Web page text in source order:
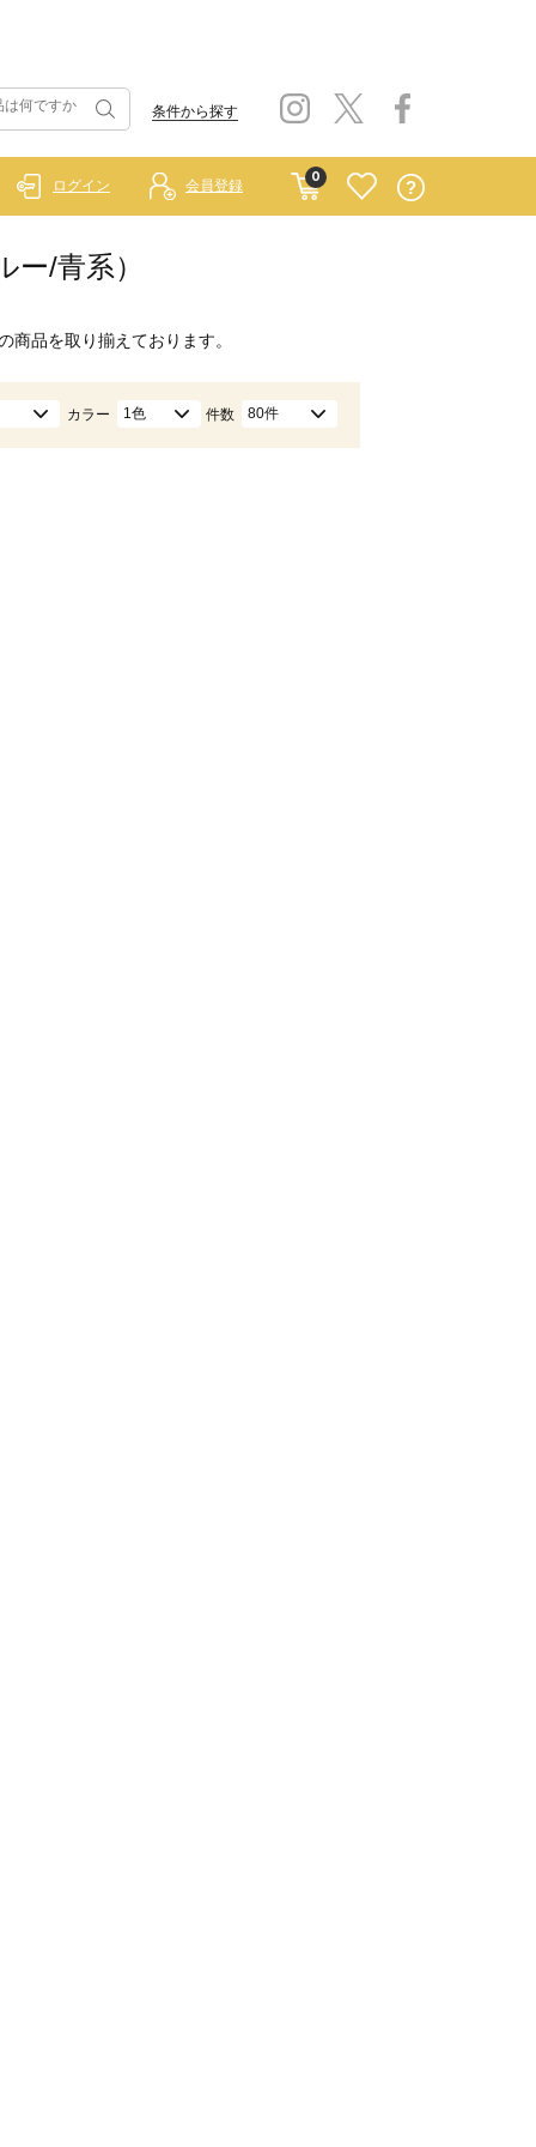
条件から探す
0
ログイン 会員登録
/青系）
商品を取り揃えております。
カラー 1色 件数 80件